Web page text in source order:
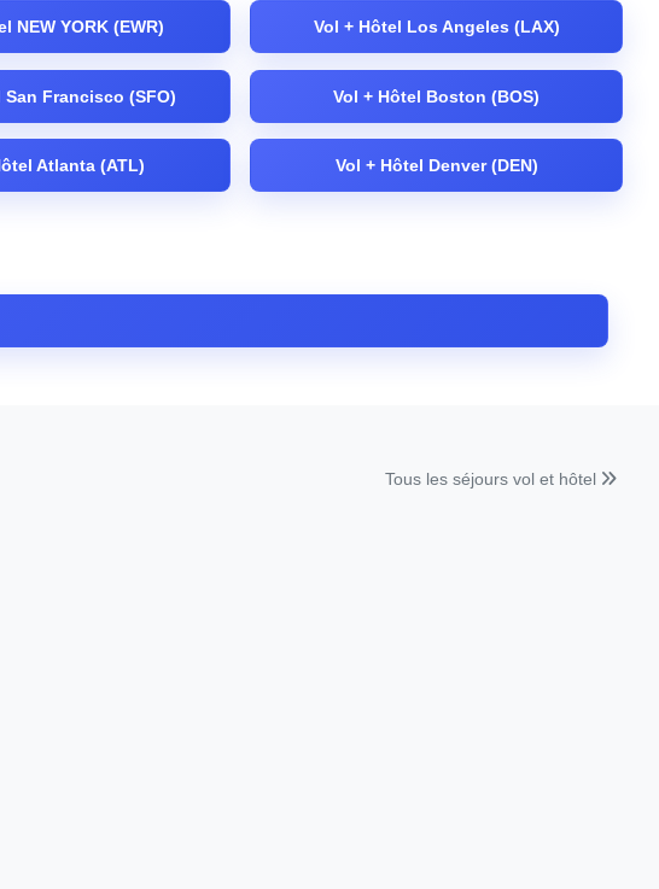
NEW YORK (EWR) Vol + Hôtel Los Angeles (LAX)
San Francisco (SFO) Vol + Hôtel Boston (BOS)
Atlanta (ATL) Vol + Hôtel Denver (DEN)
Tous les séjours vol et hôtel